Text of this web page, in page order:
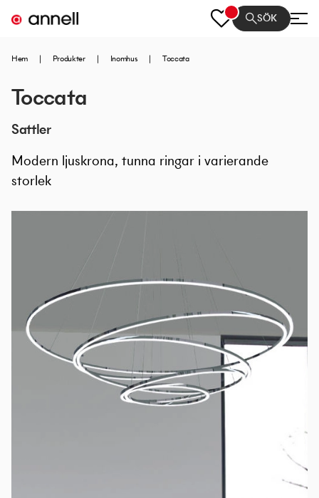
SÖK
Hem | Produkter | Inomhus | Toccata
Toccata
Sattler
Modern ljuskrona, tunna ringar i varierande
storlek